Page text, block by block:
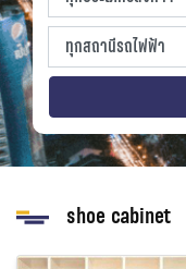
sproperty
ทุกสถานีรถไฟฟ้า
ทุกสถานีรถไฟฟ้า
strain-station
ทุกช่วงราคา
shoe cabinet